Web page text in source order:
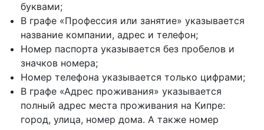
буквами;
В графе «Профессия или занятие» указывается
название компании, адрес и телефон;
Номер паспорта указывается без пробелов и
значков номера;
Номер телефона указывается только цифрами;
В графе «Адрес проживания» указывается
полный адрес места проживания на Кипре:
город, улица, номер дома. А также номер